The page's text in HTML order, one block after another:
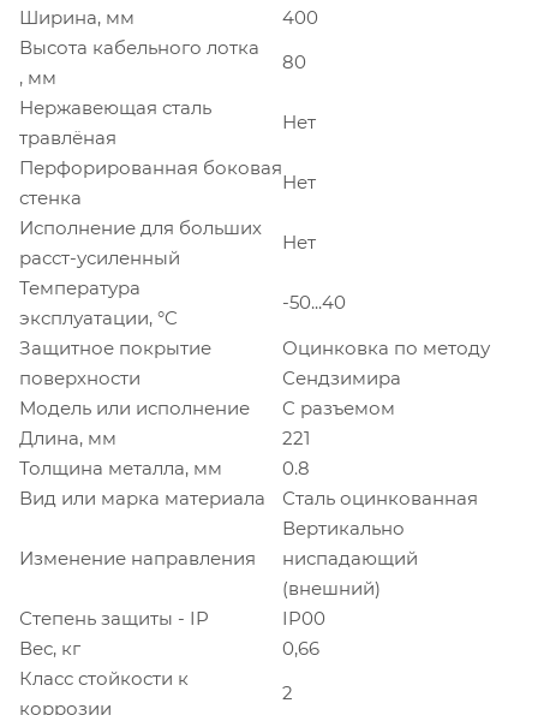
Ширина, мм
400
Высота кабельного лотка
, мм
80
Нержавеющая сталь
травлёная
Нет
Перфорированная боковая
стенка
Нет
Исполнение для больших
расст-усиленный
Нет
Температура
эксплуатации, °C
-50...40
Защитное покрытие
поверхности
Оцинковка по методу
Сендзимира
Модель или исполнение
C разъемом
Длина, мм
221
Толщина металла, мм
0.8
Вид или марка материала
Сталь оцинкованная
Изменение направления
Вертикально
ниспадающий
(внешний)
Степень защиты - IP
IP00
Вес, кг
0,66
Класс стойкости к
коррозии
2